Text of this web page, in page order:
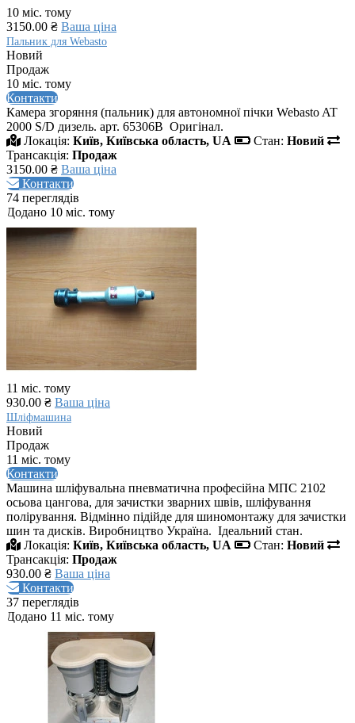
10 міс. тому
3150.00 ₴ Ваша ціна
Пальник для Webasto
Новий
Продаж
10 міс. тому
Контакти
Камера згоряння (пальник) для автономної пічки Webasto AT
2000 S/D дизель. арт. 65306В Оригінал.
Локація: Київ, Київська область, UA Стан: Новий
Трансакція: Продаж
3150.00 ₴ Ваша ціна
Контакти
74 переглядів
Додано 10 міс. тому
11 міс. тому
930.00 ₴ Ваша ціна
Шліфмашина
Новий
Продаж
11 міс. тому
Контакти
Машина шліфувальна пневматична професійна МПС 2102
осьова цангова, для зачистки зварних швів, шліфування
полірування. Відмінно підійде для шиномонтажу для зачистки
шин та дисків. Виробництво Україна. Ідеальний стан.
Локація: Київ, Київська область, UA Стан: Новий
Трансакція: Продаж
930.00 ₴ Ваша ціна
Контакти
37 переглядів
Додано 11 міс. тому